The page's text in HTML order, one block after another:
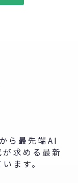
ら最先端AI
求める最新
ます。